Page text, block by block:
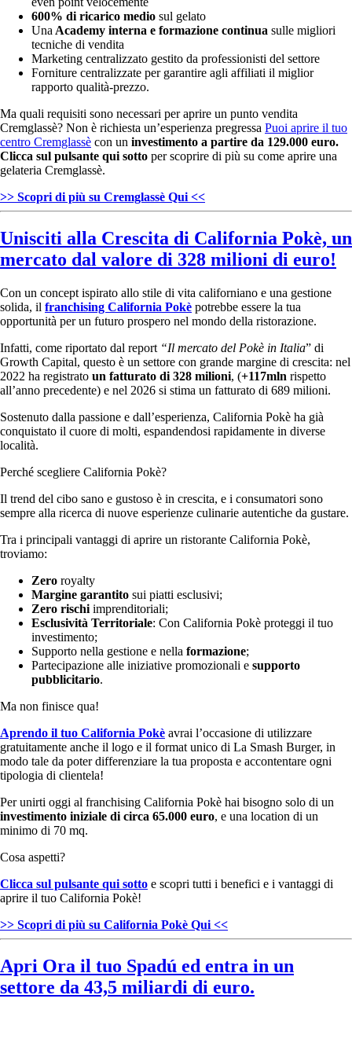
600% di ricarico medio sul gelato
Una Academy interna e formazione continua sulle migliori
tecniche di vendita
Marketing centralizzato gestito da professionisti del settore
Forniture centralizzate per garantire agli affiliati il miglior
rapporto qualità-prezzo.
Ma quali requisiti sono necessari per aprire un punto vendita
Cremglassè? Non è richiesta un’esperienza pregressa Puoi aprire il tuo
centro Cremglassè con un investimento a partire da 129.000 euro.
Clicca sul pulsante qui sotto per scoprire di più su come aprire una
gelateria Cremglassè.
>> Scopri di più su Cremglassè Qui <<
Unisciti alla Crescita di California Pokè, un
mercato dal valore di 328 milioni di euro!
Con un concept ispirato allo stile di vita californiano e una gestione
solida, il franchising California Pokè potrebbe essere la tua
opportunità per un futuro prospero nel mondo della ristorazione.
Infatti, come riportato dal report “Il mercato del Pokè in Italia” di
Growth Capital, questo è un settore con grande margine di crescita: nel
2022 ha registrato un fatturato di 328 milioni, (+117mln rispetto
all’anno precedente) e nel 2026 si stima un fatturato di 689 milioni.
Sostenuto dalla passione e dall’esperienza, California Pokè ha già
conquistato il cuore di molti, espandendosi rapidamente in diverse
località.
Perché scegliere California Pokè?
Il trend del cibo sano e gustoso è in crescita, e i consumatori sono
sempre alla ricerca di nuove esperienze culinarie autentiche da gustare.
Tra i principali vantaggi di aprire un ristorante California Pokè,
troviamo:
Zero royalty
Margine garantito sui piatti esclusivi;
Zero rischi imprenditoriali;
Esclusività Territoriale: Con California Pokè proteggi il tuo
investimento;
Supporto nella gestione e nella formazione;
Partecipazione alle iniziative promozionali e supporto
pubblicitario.
Ma non finisce qua!
Aprendo il tuo California Pokè avrai l’occasione di utilizzare
gratuitamente anche il logo e il format unico di La Smash Burger, in
modo tale da poter differenziare la tua proposta e accontentare ogni
tipologia di clientela!
Per unirti oggi al franchising California Pokè hai bisogno solo di un
investimento iniziale di circa 65.000 euro, e una location di un
minimo di 70 mq.
Cosa aspetti?
Clicca sul pulsante qui sotto e scopri tutti i benefici e i vantaggi di
aprire il tuo California Pokè!
>> Scopri di più su California Pokè Qui <<
Apri Ora il tuo Spadú ed entra in un
settore da 43,5 miliardi di euro.